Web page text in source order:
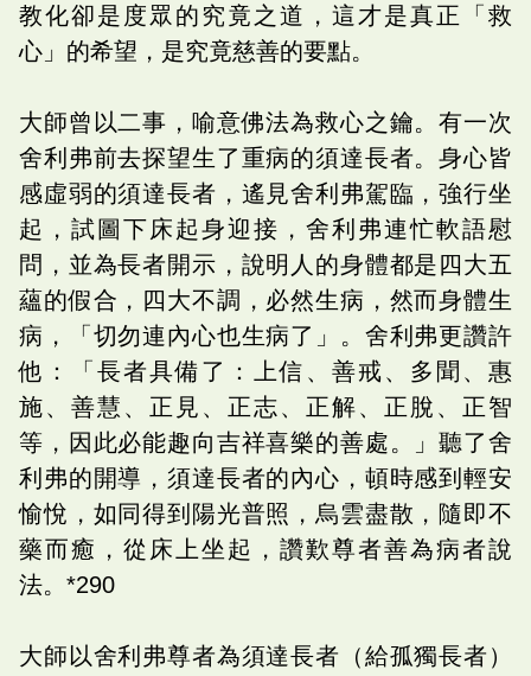
教化卻是度眾的究竟之道，這才是真正「救
心」的希望，是究竟慈善的要點。
大師曾以二事，喻意佛法為救心之鑰。有一次
舍利弗前去探望生了重病的須達長者。身心皆
感虛弱的須達長者，遙見舍利弗駕臨，強行坐
起，試圖下床起身迎接，舍利弗連忙軟語慰
問，並為長者開示，說明人的身體都是四大五
蘊的假合，四大不調，必然生病，然而身體生
病，「切勿連內心也生病了」。舍利弗更讚許
他：「長者具備了：上信、善戒、多聞、惠
施、善慧、正見、正志、正解、正脫、正智
等，因此必能趣向吉祥喜樂的善處。」聽了舍
利弗的開導，須達長者的內心，頓時感到輕安
愉悅，如同得到陽光普照，烏雲盡散，隨即不
藥而癒，從床上坐起，讚歎尊者善為病者說
法。*290
大師以舍利弗尊者為須達長者（給孤獨長者）